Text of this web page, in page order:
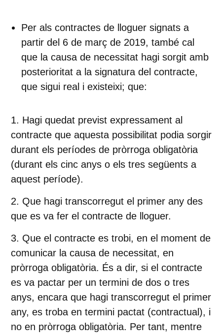
Per als contractes de lloguer signats a
partir del 6 de març de 2019, també cal
que la causa de necessitat hagi sorgit amb
posterioritat a la signatura del contracte,
que sigui real i existeixi; que:
Hagi quedat previst expressament al
contracte que aquesta possibilitat podia sorgir
durant els períodes de pròrroga obligatòria
(durant els cinc anys o els tres següents a
aquest període).
Que hagi transcorregut el primer any des
que es va fer el contracte de lloguer.
Que el contracte es trobi, en el moment de
comunicar la causa de necessitat, en
pròrroga obligatòria. És a dir, si el contracte
es va pactar per un termini de dos o tres
anys, encara que hagi transcorregut el primer
any, es troba en termini pactat (contractual), i
no en pròrroga obligatòria. Per tant, mentre